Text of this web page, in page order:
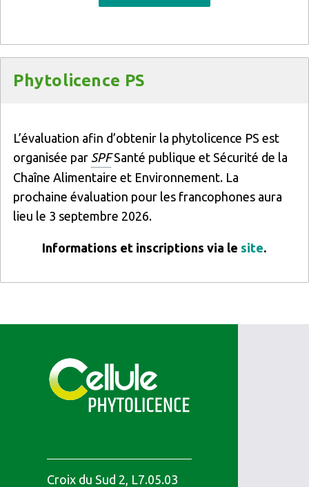
Phytolicence PS
L’évaluation afin d’obtenir la phytolicence PS est
organisée par SPFSanté publique et Sécurité de la
Chaîne Alimentaire et Environnement. La
prochaine évaluation pour les francophones aura
lieu le 3 septembre 2026.
Informations et inscriptions via le site.
Croix du Sud 2, L7.05.03